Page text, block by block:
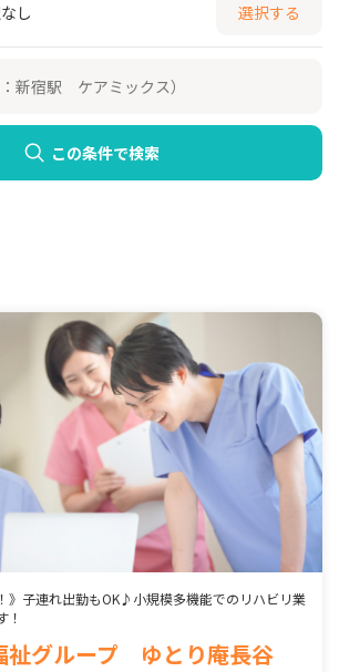
し 選択する
この条件で検索
》子連れ出勤もOK♪小規模多機能でのリハビリ業
！
祉グループ ゆとり庵長谷